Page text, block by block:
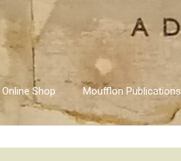
Online Shop Moufflon Publications